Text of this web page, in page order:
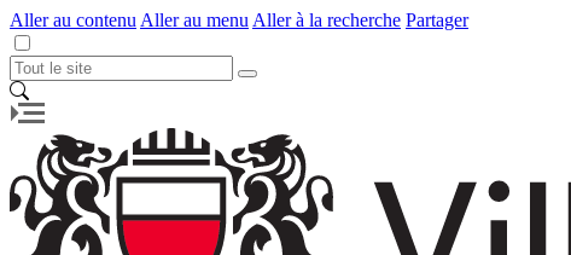
Aller au contenu Aller au menu Aller à la recherche Partager